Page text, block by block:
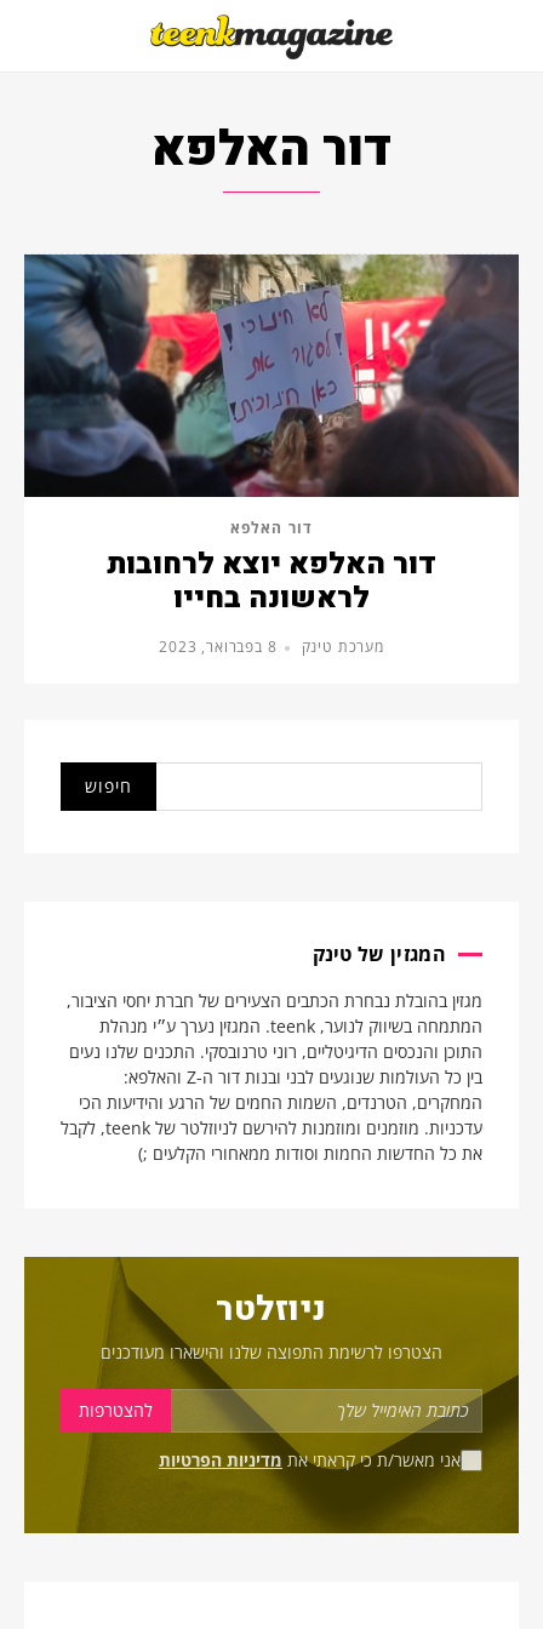
דור האלפא
דור האלפא
דור האלפא יוצא לרחובות
לראשונה בחייו
מערכת טינק 8 בפברואר, 2023
המגזין של טינק
מגזין בהובלת נבחרת הכתבים הצעירים של חברת יחסי הציבור,
המתמחה בשיווק לנוער, teenk. המגזין נערך ע״י מנהלת
התוכן והנכסים הדיגיטליים, רוני טרנובסקי. התכנים שלנו נעים
בין כל העולמות שנוגעים לבני ובנות דור ה-Z והאלפא:
המחקרים, הטרנדים, השמות החמים של הרגע והידיעות הכי
עדכניות. מוזמנים ומוזמנות להירשם לניוזלטר של teenk, לקבל
את כל החדשות החמות וסודות ממאחורי הקלעים ;)
ניוזלטר
הצטרפו לרשימת התפוצה שלנו והישארו מעודכנים
אני מאשר/ת כי קראתי את מדיניות הפרטיות